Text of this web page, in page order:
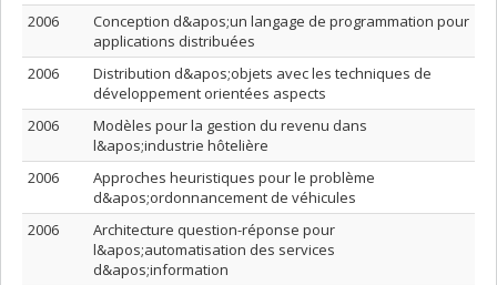
2006
Conception d&apos;un langage de programmation pour
applications distribuées
2006
Distribution d&apos;objets avec les techniques de
développement orientées aspects
2006
Modèles pour la gestion du revenu dans
l&apos;industrie hôtelière
2006
Approches heuristiques pour le problème
d&apos;ordonnancement de véhicules
2006
Architecture question-réponse pour
l&apos;automatisation des services
d&apos;information